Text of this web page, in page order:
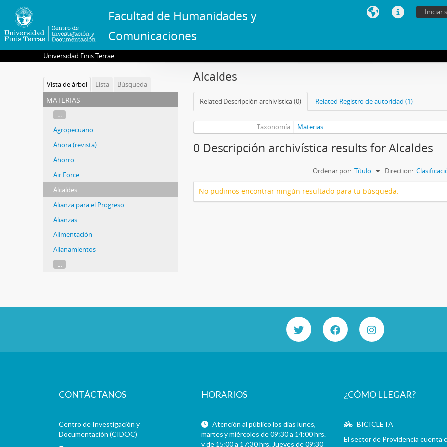
Facultad de Humanidades y
Comunicaciones
Iniciar
Universidad Finis Terrae
Vista de árbol Lista Búsqueda
materias
...
Agropecuario
Ahora (revista)
Ahorro
Air Force
Alcaldes
Alianza para el Progreso
Alianzas
Alimentación
Allanamientos
...
Alcaldes
Related Descripción archivística (0) Related Registro de autoridad (1)
Taxonomía Materias
0 Descripción archivística results for Alcaldes
Ordenar por: Título Direction:
No pudimos encontrar ningún resultado para tu búsqueda.
CONTÁCTANOS
Centro de Investigación y
Documentación (CIDOC)
HORARIOS
Atención al público los días lunes,
martes y miércoles de 09:30 a 14:00 hrs.
y de 15:00 a 17:30 hrs. Jueves de 09:30
¿CÓMO LLEGAR?
BICICLETA
El sector de Providencia cuenta